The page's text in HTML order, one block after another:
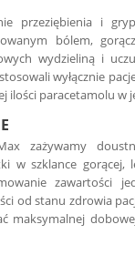
przeziębienia i
bólem,
wydzieliną i
wyłącznie
ilości paracetamolu w
zażywamy
w szklance gorącej,
zawartości
od stanu zdrowia
maksymalnej